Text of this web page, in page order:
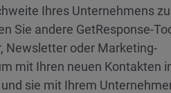
Ihres Unternehmens zu
Sie andere GetResponse-
Newsletter oder Marketing-
mit Ihren neuen Kontakten
sie mit Ihrem